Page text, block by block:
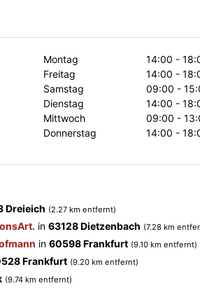
Montag
14:00 -
Freitag
14:00 -
Samstag
09:00 -
Dienstag
14:00 -
Mittwoch
09:00 -
Donnerstag
14:00 -
Dreieich (2.27 km entfernt)
in 63128 Dietzenbach (7.28 km
in 60598 Frankfurt (9.10 km entfernt)
Frankfurt (9.20 km entfernt)
(9.74 km entfernt)